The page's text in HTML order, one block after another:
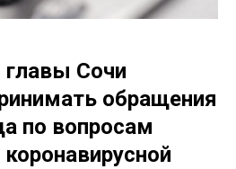
главы Сочи
обращения
по вопросам